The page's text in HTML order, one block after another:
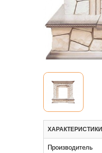
ХАРАКТЕРИСТИКИ
Производитель